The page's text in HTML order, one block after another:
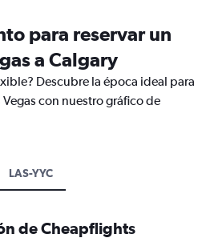
para reservar un
a Calgary
Descubre la época ideal para
con nuestro gráfico de
LAS-YYC
de Cheapflights